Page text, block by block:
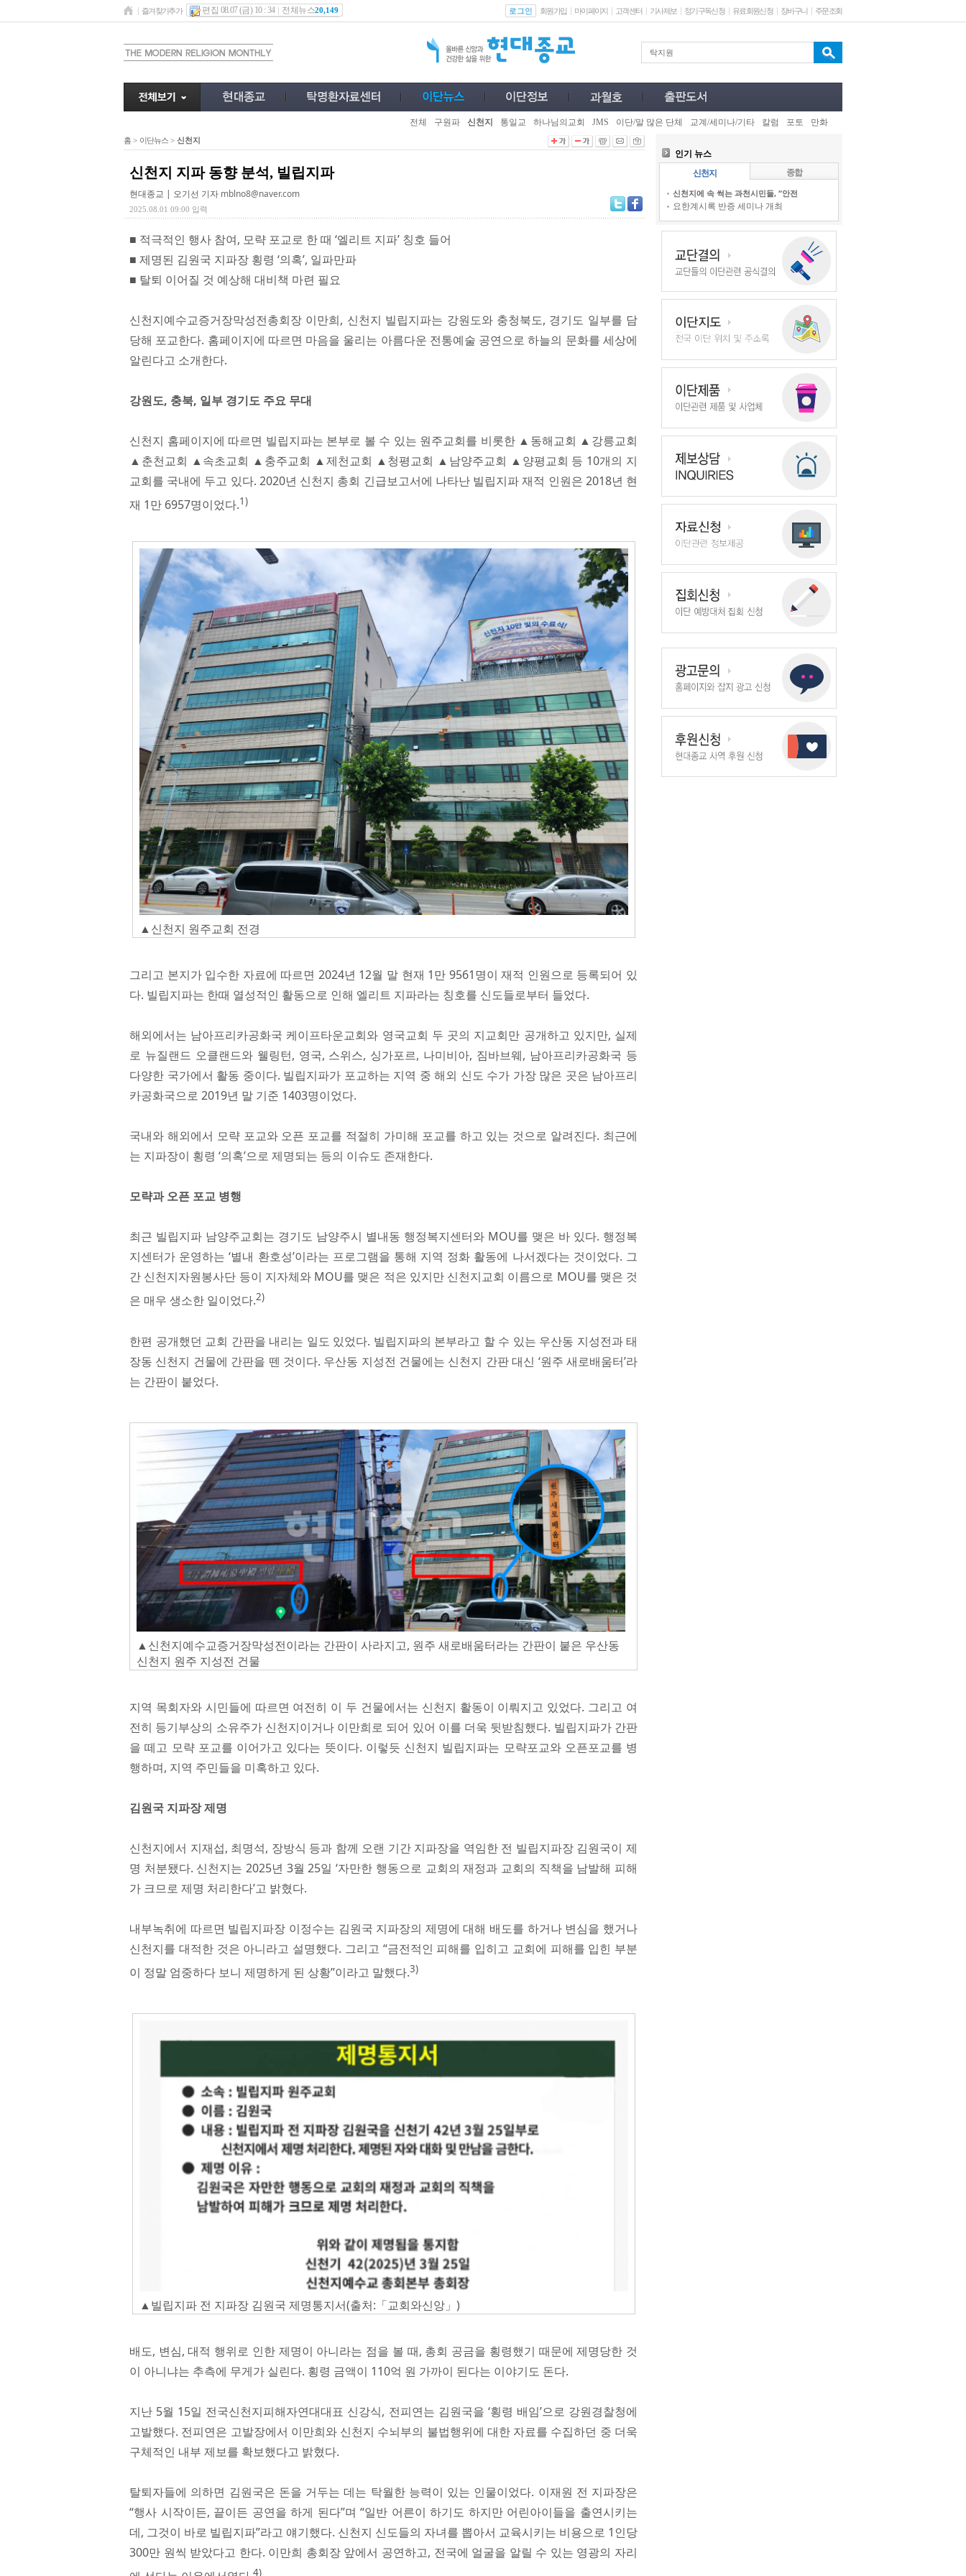
즐겨찾기추가 편집 08.07 (금) 10 : 34 전체뉴스20,149 로그인 회원가입 마이페이지 고객센터 기사제보 정기구독신청 유료회원신청 장바구니 주문조회
전체 구원파 신천지 통일교 하나님의교회 JMS 이단/말 많은 단체 교계/세미나/기타 칼럼 포토 만화
홈 > 이단뉴스 > 신천지
신천지 지파 동향 분석, 빌립지파
현대종교 | 오기선 기자 mblno8@naver.com
2025.08.01 09:00 입력
■ 적극적인 행사 참여, 모략 포교로 한 때 ‘엘리트 지파’ 칭호 들어
■ 제명된 김원국 지파장 횡령 ‘의혹’, 일파만파
■ 탈퇴 이어질 것 예상해 대비책 마련 필요
신천지예수교증거장막성전총회장 이만희, 신천지 빌립지파는 강원도와 충청북도, 경기도 일부를 담
당해 포교한다. 홈페이지에 따르면 마음을 울리는 아름다운 전통예술 공연으로 하늘의 문화를 세상에
알린다고 소개한다.
강원도, 충북, 일부 경기도 주요 무대
신천지 홈페이지에 따르면 빌립지파는 본부로 볼 수 있는 원주교회를 비롯한 ▲동해교회 ▲강릉교회
▲춘천교회 ▲속초교회 ▲충주교회 ▲제천교회 ▲청평교회 ▲남양주교회 ▲양평교회 등 10개의 지
교회를 국내에 두고 있다. 2020년 신천지 총회 긴급보고서에 나타난 빌립지파 재적 인원은 2018년 현
재 1만 6957명이었다.1)
▲신천지 원주교회 전경
그리고 본지가 입수한 자료에 따르면 2024년 12월 말 현재 1만 9561명이 재적 인원으로 등록되어 있
다. 빌립지파는 한때 열성적인 활동으로 인해 엘리트 지파라는 칭호를 신도들로부터 들었다.
해외에서는 남아프리카공화국 케이프타운교회와 영국교회 두 곳의 지교회만 공개하고 있지만, 실제
로 뉴질랜드 오클랜드와 웰링턴, 영국, 스위스, 싱가포르, 나미비아, 짐바브웨, 남아프리카공화국 등
다양한 국가에서 활동 중이다. 빌립지파가 포교하는 지역 중 해외 신도 수가 가장 많은 곳은 남아프리
카공화국으로 2019년 말 기준 1403명이었다.
국내와 해외에서 모략 포교와 오픈 포교를 적절히 가미해 포교를 하고 있는 것으로 알려진다. 최근에
는 지파장이 횡령 ‘의혹’으로 제명되는 등의 이슈도 존재한다.
모략과 오픈 포교 병행
최근 빌립지파 남양주교회는 경기도 남양주시 별내동 행정복지센터와 MOU를 맺은 바 있다. 행정복
지센터가 운영하는 ‘별내 환호성’이라는 프로그램을 통해 지역 정화 활동에 나서겠다는 것이었다. 그
간 신천지자원봉사단 등이 지자체와 MOU를 맺은 적은 있지만 신천지교회 이름으로 MOU를 맺은 것
은 매우 생소한 일이었다.2)
한편 공개했던 교회 간판을 내리는 일도 있었다. 빌립지파의 본부라고 할 수 있는 우산동 지성전과 태
장동 신천지 건물에 간판을 뗀 것이다. 우산동 지성전 건물에는 신천지 간판 대신 ‘원주 새로배움터’라
는 간판이 붙었다.
▲신천지예수교증거장막성전이라는 간판이 사라지고, 원주 새로배움터라는 간판이 붙은 우산동
신천지 원주 지성전 건물
지역 목회자와 시민들에 따르면 여전히 이 두 건물에서는 신천지 활동이 이뤄지고 있었다. 그리고 여
전히 등기부상의 소유주가 신천지이거나 이만희로 되어 있어 이를 더욱 뒷받침했다. 빌립지파가 간판
을 떼고 모략 포교를 이어가고 있다는 뜻이다. 이렇듯 신천지 빌립지파는 모략포교와 오픈포교를 병
행하며, 지역 주민들을 미혹하고 있다.
김원국 지파장 제명
신천지에서 지재섭, 최명석, 장방식 등과 함께 오랜 기간 지파장을 역임한 전 빌립지파장 김원국이 제
명 처분됐다. 신천지는 2025년 3월 25일 ‘자만한 행동으로 교회의 재정과 교회의 직책을 남발해 피해
가 크므로 제명 처리한다’고 밝혔다.
내부녹취에 따르면 빌립지파장 이정수는 김원국 지파장의 제명에 대해 배도를 하거나 변심을 했거나
신천지를 대적한 것은 아니라고 설명했다. 그리고 “금전적인 피해를 입히고 교회에 피해를 입힌 부분
이 정말 엄중하다 보니 제명하게 된 상황”이라고 말했다.3)
▲빌립지파 전 지파장 김원국 제명통지서(출처:「교회와신앙」)
배도, 변심, 대적 행위로 인한 제명이 아니라는 점을 볼 때, 총회 공금을 횡령했기 때문에 제명당한 것
이 아니냐는 추측에 무게가 실린다. 횡령 금액이 110억 원 가까이 된다는 이야기도 돈다.
지난 5월 15일 전국신천지피해자연대대표 신강식, 전피연는 김원국을 ‘횡령 배임’으로 강원경찰청에
고발했다. 전피연은 고발장에서 이만희와 신천지 수뇌부의 불법행위에 대한 자료를 수집하던 중 더욱
구체적인 내부 제보를 확보했다고 밝혔다.
탈퇴자들에 의하면 김원국은 돈을 거두는 데는 탁월한 능력이 있는 인물이었다. 이재원 전 지파장은
“행사 시작이든, 끝이든 공연을 하게 된다”며 “일반 어른이 하기도 하지만 어린아이들을 출연시키는
데, 그것이 바로 빌립지파”라고 얘기했다. 신천지 신도들의 자녀를 뽑아서 교육시키는 비용으로 1인당
300만 원씩 받았다고 한다. 이만희 총회장 앞에서 공연하고, 전국에 얼굴을 알릴 수 있는 영광의 자리
4)
인기 뉴스
신천지
종합
신천지에 속 썩는 과천시민들, “안전
요한계시록 반증 세미나 개최